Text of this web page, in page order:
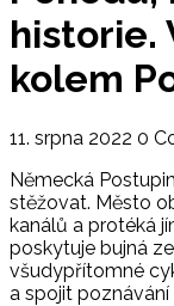
historie.
kolem
11. srpna 2022 0
Německá
stěžovat. Město
kanálů a protéká
poskytuje bujná
všudypřítomné
a spojit